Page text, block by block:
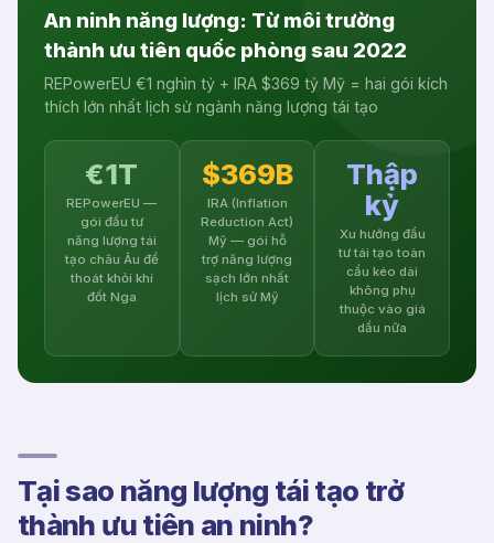
An ninh năng lượng: Từ môi trường
thành ưu tiên quốc phòng sau 2022
REPowerEU €1 nghìn tỷ + IRA $369 tỷ Mỹ = hai gói kích
thích lớn nhất lịch sử ngành năng lượng tái tạo
€1T
REPowerEU —
gói đầu tư
năng lượng tái
tạo châu Âu để
thoát khỏi khí
đốt Nga
$369B
IRA (Inflation
Reduction Act)
Mỹ — gói hỗ
trợ năng lượng
sạch lớn nhất
lịch sử Mỹ
Thập
kỷ
Xu hướng đầu
tư tái tạo toàn
cầu kéo dài
không phụ
thuộc vào giá
dầu nữa
Tại sao năng lượng tái tạo trở
thành ưu tiên an ninh?